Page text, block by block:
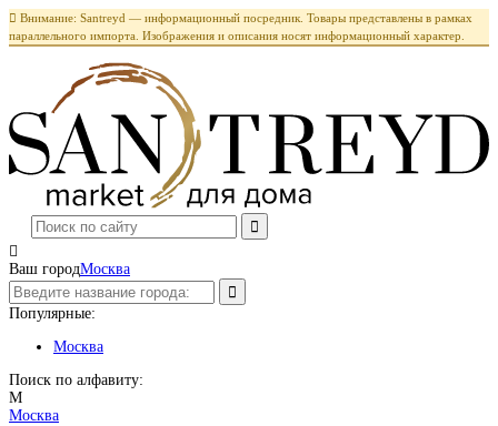
 Внимание: Santreyd — информационный посредник. Товары представлены в рамках
параллельного импорта. Изображения и описания носят информационный характер.

Ваш городМосква
Популярные:
Москва
Поиск по алфавиту:
М
Москва